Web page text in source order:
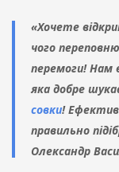
«Хочете
чого
перемоги! Нам
яка добре
совки!
правильно
Олександр